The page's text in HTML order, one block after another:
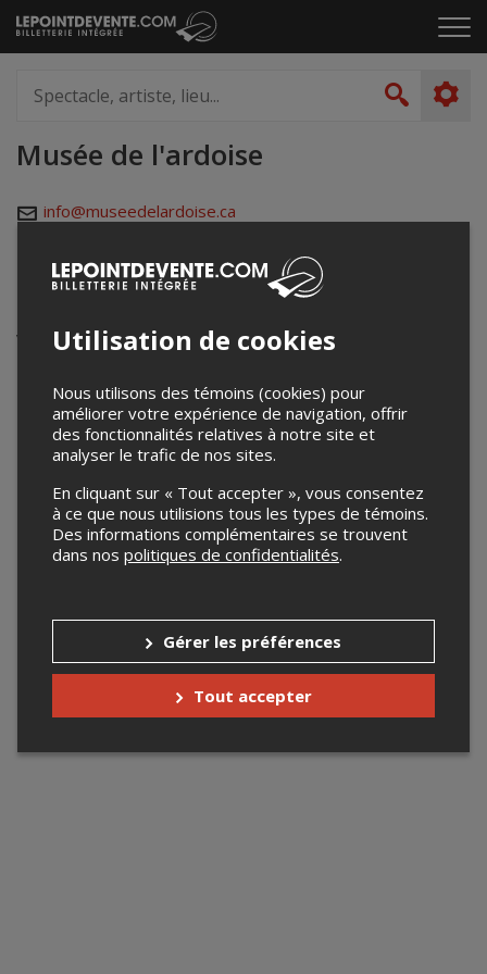
Passer
au
le
artiste,
lieu...
Musée de l'ardoise
info@museedelardoise.ca
Votre recherche n'a retourné aucun résultat.
Utilisation de cookies
Nous utilisons des témoins (cookies) pour
améliorer votre expérience de navigation, offrir
des fonctionnalités relatives à notre site et
analyser le trafic de nos sites.
En cliquant sur « Tout accepter », vous consentez
à ce que nous utilisions tous les types de témoins.
Des informations complémentaires se trouvent
dans nos politiques de confidentialités.
Gérer les préférences
Tout accepter